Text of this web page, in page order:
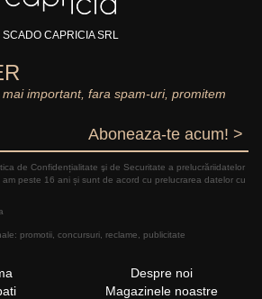
SCADO CAPRICIA SRL
important, fara spam-uri, promitem
Aboneaza-te acum! >
de Confidențialitate şi de Securitate a prelucrăriidatelor
peste 16 ani și sunt de acord cu prelucrarea datelor cu
promotii, concursuri, reclame, publicitate
Despre noi
Magazinele noastre